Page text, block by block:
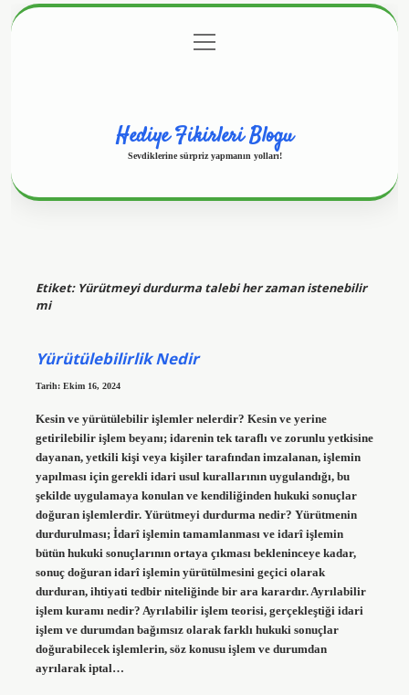
Gizlilik Politikası
menüyü
aç
Hediye Fikirleri Blogu
Sevdiklerine sürpriz yapmanın yolları!
Etiket: Yürütmeyi durdurma talebi her zaman istenebilir
mi
Yürütülebilirlik Nedir
Tarih: Ekim 16, 2024
Kesin ve yürütülebilir işlemler nelerdir? Kesin ve yerine
getirilebilir işlem beyanı; idarenin tek taraflı ve zorunlu yetkisine
dayanan, yetkili kişi veya kişiler tarafından imzalanan, işlemin
yapılması için gerekli idari usul kurallarının uygulandığı, bu
şekilde uygulamaya konulan ve kendiliğinden hukuki sonuçlar
doğuran işlemlerdir. Yürütmeyi durdurma nedir? Yürütmenin
durdurulması; İdarî işlemin tamamlanması ve idarî işlemin
bütün hukuki sonuçlarının ortaya çıkması bekleninceye kadar,
sonuç doğuran idarî işlemin yürütülmesini geçici olarak
durduran, ihtiyati tedbir niteliğinde bir ara karardır. Ayrılabilir
işlem kuramı nedir? Ayrılabilir işlem teorisi, gerçekleştiği idari
işlem ve durumdan bağımsız olarak farklı hukuki sonuçlar
doğurabilecek işlemlerin, söz konusu işlem ve durumdan
ayrılarak iptal…